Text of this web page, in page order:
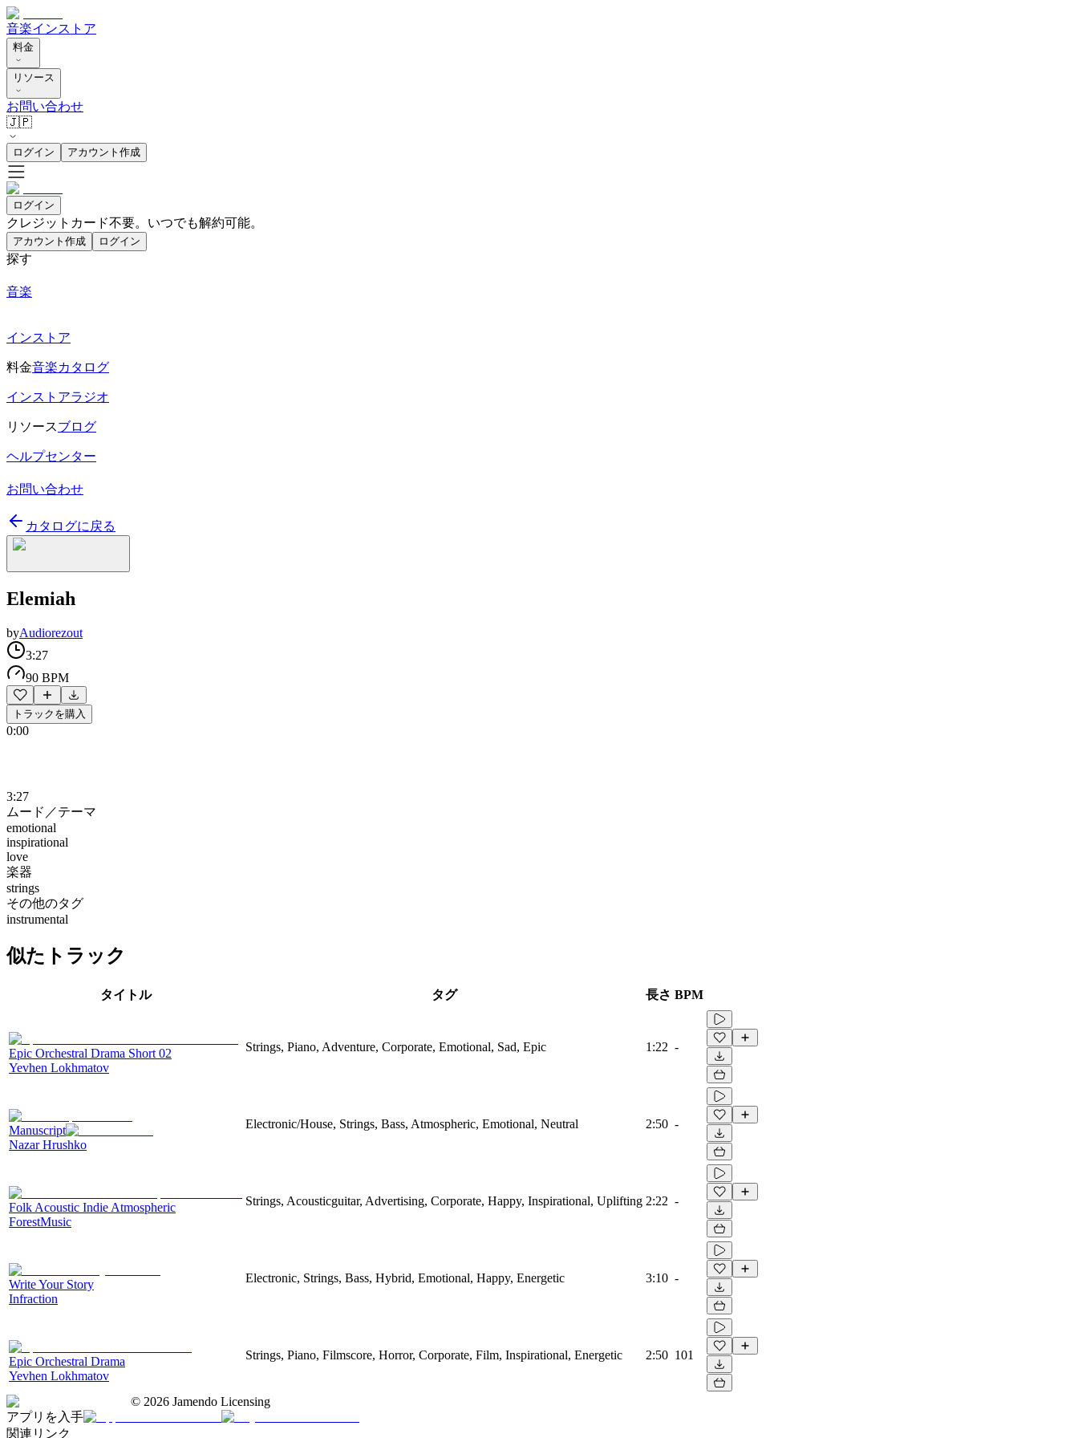
音楽インストア
料金
リソース
お問い合わせ
🇯🇵
ログイン アカウント作成
ログイン
クレジットカード不要。いつでも解約可能。
アカウント作成 ログイン
探す
音楽
インストア
料金音楽カタログ
インストアラジオ
リソースブログ
ヘルプセンター
お問い合わせ
カタログに戻る
Elemiah
byAudiorezout
3:27
90 BPM
トラックを購入
0:00
3:27
ムード／テーマ
emotional
inspirational
love
楽器
strings
その他のタグ
instrumental
似たトラック
タイトル タグ 長さ BPM
Epic Orchestral Drama Short 02
Yevhen Lokhmatov
Strings, Piano, Adventure, Corporate, Emotional, Sad, Epic 1:22 -
Manuscript
Nazar Hrushko
Electronic/House, Strings, Bass, Atmospheric, Emotional, Neutral 2:50 -
Folk Acoustic Indie Atmospheric
ForestMusic
Strings, Acousticguitar, Advertising, Corporate, Happy, Inspirational, Uplifting 2:22 -
Write Your Story
Infraction
Electronic, Strings, Bass, Hybrid, Emotional, Happy, Energetic 3:10 -
Epic Orchestral Drama
Yevhen Lokhmatov
Strings, Piano, Filmscore, Horror, Corporate, Film, Inspirational, Energetic 2:50 101
© 2026 Jamendo Licensing
アプリを入手
関連リンク